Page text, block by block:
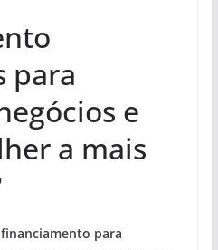
para
e
a mais
para